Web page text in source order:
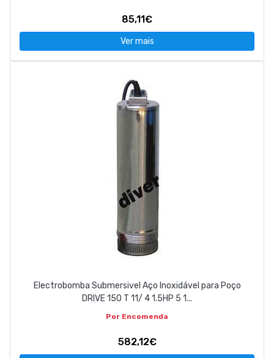
85,11€
Ver mais
Electrobomba Submersivel Aço Inoxidável para Poço
DRIVE 150 T 11/ 4 1.5HP 5 1...
Por Encomenda
582,12€